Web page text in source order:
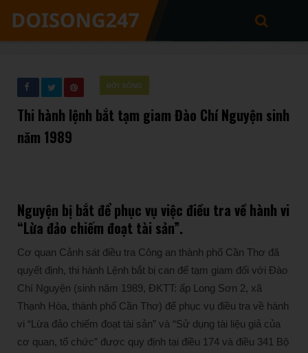
ĐỜI SỐNG
Thi hành lệnh bắt tạm giam Đào Chí Nguyện sinh
năm 1989
Nguyện bị bắt để phục vụ việc điều tra về hành vi
“Lừa đảo chiếm đoạt tài sản”.
Cơ quan Cảnh sát điều tra Công an thành phố Cần Thơ đã
quyết định, thi hành Lệnh bắt bị can để tạm giam đối với Đào
Chí Nguyện (sinh năm 1989, ĐKTT: ấp Long Sơn 2, xã
Thạnh Hòa, thành phố Cần Thơ) để phục vụ điều tra về hành
vi “Lừa đảo chiếm đoạt tài sản” và “Sử dụng tài liệu giả của
cơ quan, tổ chức” được quy định tại điều 174 và điều 341 Bộ